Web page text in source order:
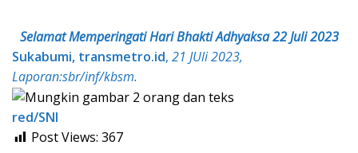
Selamat Memperingati Hari Bhakti Adhyaksa 22 Juli 2023
Sukabumi, transmetro.id, 21 JUli 2023,
Laporan:sbr/inf/kbsm.
red/SNI
Post Views: 367